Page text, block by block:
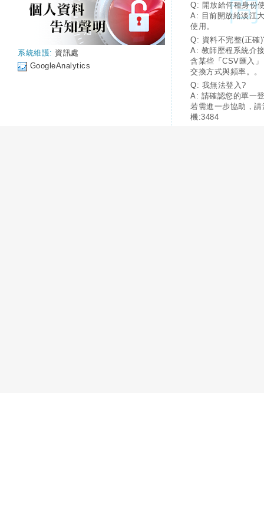
系統維護: 資訊處
GoogleAnalytics
Q: 開放給何種身份
A: 目前開放給淡江
使用。
Q: 資料不完整(正確
A: 教師歷程系統介
含某些「CSV匯入
交換方式與頻率。。
Q: 我無法登入?
A: 請確認您的單一
若需進一步協助，
機:3484